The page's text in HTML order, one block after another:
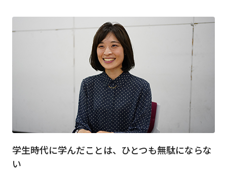
学生時代に学んだことは、ひとつも無駄にならな
い